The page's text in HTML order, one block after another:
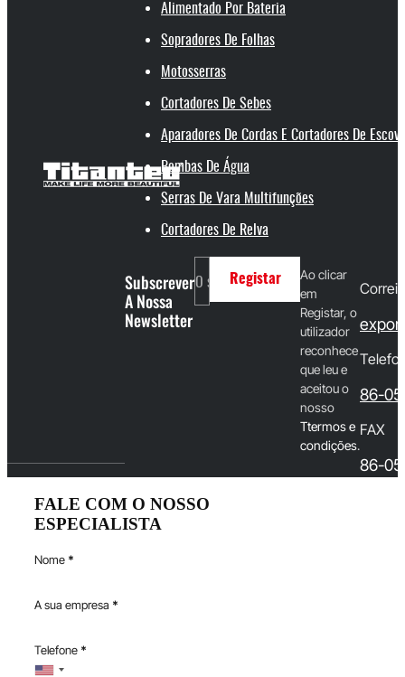
Alimentado Por Bateria
Sopradores De Folhas
Motosserras
Cortadores De Sebes
Aparadores De Cordas E Cortadores De
Bombas De Água
Serras De Vara Multifunções
Cortadores De Relva
Subscrever
A Nossa
Newsletter
Registar
Ao clicar
em
Registar, o
utilizador
reconhece
que leu e
aceitou o
nosso
Ttermos e
condições.
86-
FAX
86-
FALE COM O NOSSO
ESPECIALISTA
Nome *
A sua empresa *
Telefone *